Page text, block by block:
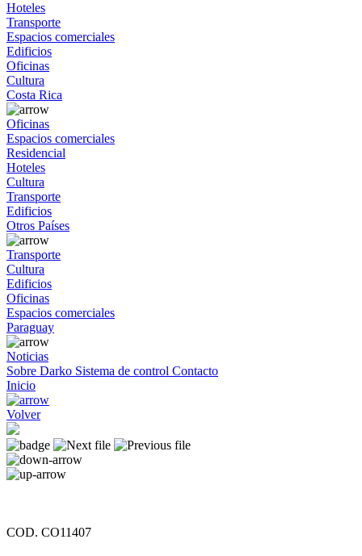
Hoteles
Transporte
Espacios comerciales
Edificios
Oficinas
Cultura
Costa Rica
Oficinas
Espacios comerciales
Residencial
Hoteles
Cultura
Transporte
Edificios
Otros Países
Transporte
Cultura
Edificios
Oficinas
Espacios comerciales
Paraguay
Noticias
Sobre Darko Sistema de control Contacto
Inicio
Volver
COD. CO11407